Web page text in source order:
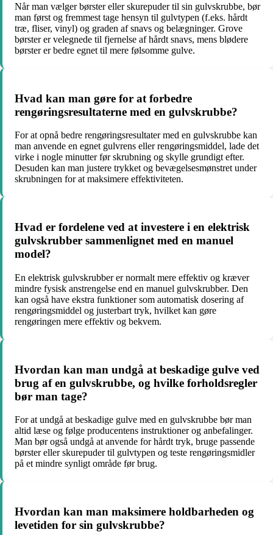
Når man vælger børster eller skurepuder til sin gulvskrubbe, bør
man først og fremmest tage hensyn til gulvtypen (f.eks. hårdt
træ, fliser, vinyl) og graden af snavs og belægninger. Grove
børster er velegnede til fjernelse af hårdt snavs, mens blødere
børster er bedre egnet til mere følsomme gulve.
Hvad kan man gøre for at forbedre
rengøringsresultaterne med en gulvskrubbe?
For at opnå bedre rengøringsresultater med en gulvskrubbe kan
man anvende en egnet gulvrens eller rengøringsmiddel, lade det
virke i nogle minutter før skrubning og skylle grundigt efter.
Desuden kan man justere trykket og bevægelsesmønstret under
skrubningen for at maksimere effektiviteten.
Hvad er fordelene ved at investere i en elektrisk
gulvskrubber sammenlignet med en manuel
model?
En elektrisk gulvskrubber er normalt mere effektiv og kræver
mindre fysisk anstrengelse end en manuel gulvskrubber. Den
kan også have ekstra funktioner som automatisk dosering af
rengøringsmiddel og justerbart tryk, hvilket kan gøre
rengøringen mere effektiv og bekvem.
Hvordan kan man undgå at beskadige gulve ved
brug af en gulvskrubbe, og hvilke forholdsregler
bør man tage?
For at undgå at beskadige gulve med en gulvskrubbe bør man
altid læse og følge producentens instruktioner og anbefalinger.
Man bør også undgå at anvende for hårdt tryk, bruge passende
børster eller skurepuder til gulvtypen og teste rengøringsmidler
på et mindre synligt område før brug.
Hvordan kan man maksimere holdbarheden og
levetiden for sin gulvskrubbe?